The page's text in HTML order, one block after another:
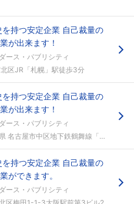
持つ安定企業 自己裁量の
が出来ます！
ース・パブリシティ
区JR「札幌」駅徒歩3分
持つ安定企業 自己裁量の
が出来ます！
ース・パブリシティ
古屋市中区地下鉄鶴舞線「伏見」駅...
持つ安定企業 自己裁量の
ができます。
ース・パブリシティ